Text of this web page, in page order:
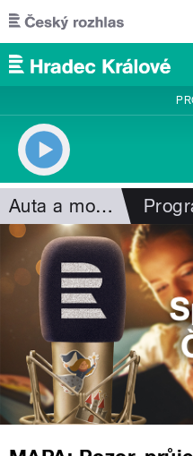
Přejít k hlavnímu obsahu
Auta a motorismus